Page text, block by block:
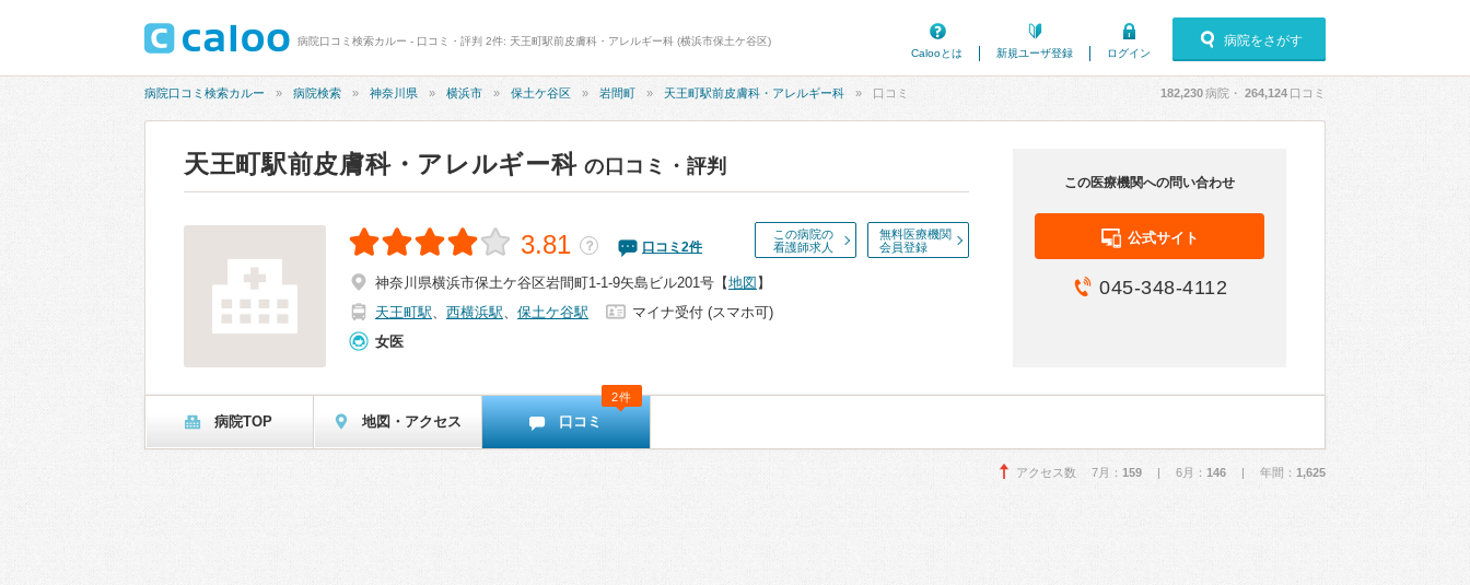
病院口コミ検索カルー - 口コミ・評判 2件: 天王町駅前皮膚科・アレルギー科 (横浜市保土ケ谷区)
Calooとは
新規ユーザ登録 ログイン
病院をさがす
病院口コミ検索カルー 病院検索 神奈川県 横浜市 保土ケ谷区 岩間町 天王町駅前皮膚科・アレルギー科 口コミ 182,230病院・ 264,124 口コミ
天王町駅前皮膚科・アレルギー科 の口コミ・評判
この病院の
看護師求人
無料医療機関
会員登録
3.81 ？ 口コミ 2件
神奈川県横浜市保土ケ谷区岩間町1-1-9矢島ビル201号 【地図 】
天王町駅、 西横浜駅、 保土ケ谷駅
マイナ受付 (スマホ可)
女医
この医療機関への問い合わせ
公式サイト
045-348-4112
病院TOP 地図・アクセス 口コミ
2件
アクセス数 7月： 159 | 6月： 146 | 年間： 1,625